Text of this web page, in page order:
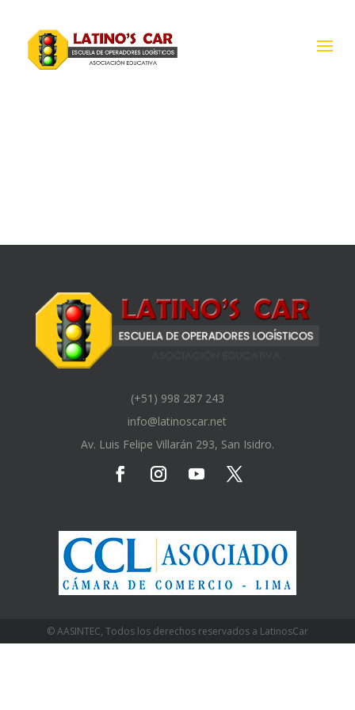
(+51) 998 287 243
info@latinoscar.net
Av. Luis Felipe Villarán 293, San Isidro.
© AASINTEC, Todos los derechos reservados a LatinosCar